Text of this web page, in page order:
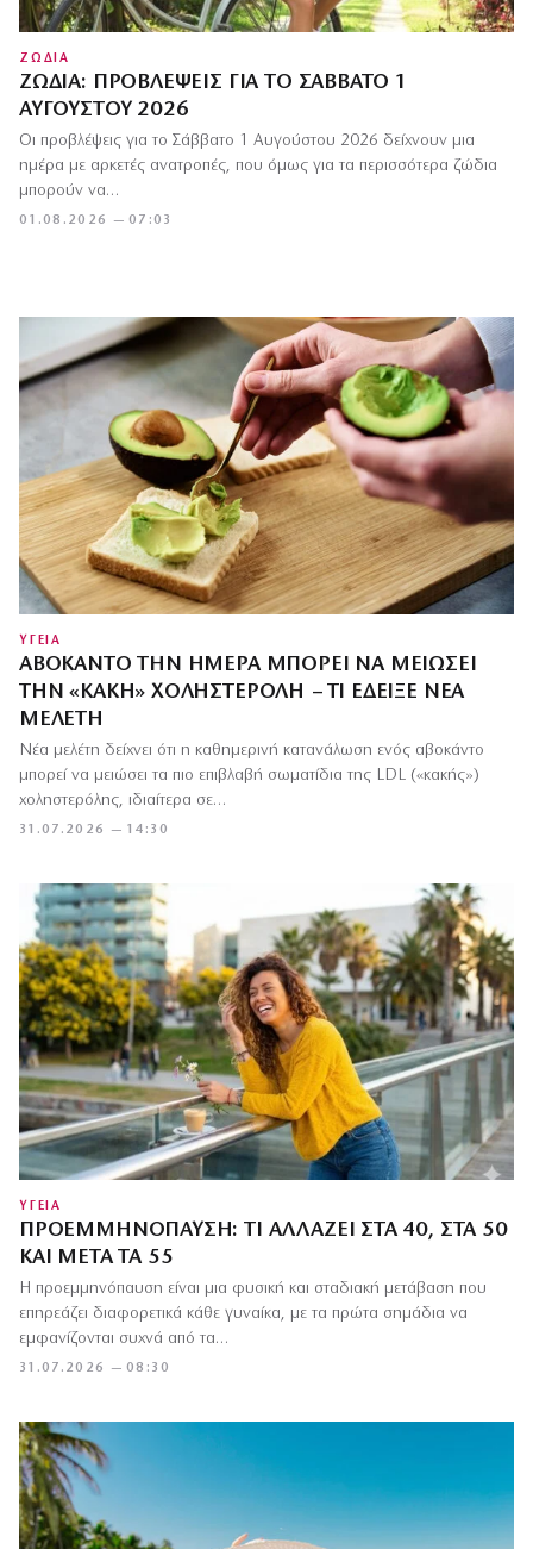
ΖΩΔΙΑ
ΖΏΔΙΑ: ΠΡΟΒΛΈΨΕΙΣ ΓΙΑ ΤΟ ΣΆΒΒΑΤΟ 1
ΑΥΓΟΎΣΤΟΥ 2026
01.08.2026 — 07:03
Οι προβλέψεις για το Σάββατο 1 Αυγούστου 2026 δείχνουν μια
ημέρα με αρκετές ανατροπές, που όμως για τα περισσότερα ζώδια
μπορούν να…
ΥΓΕΙΑ
ΑΒΟΚΆΝΤΟ ΤΗΝ ΗΜΈΡΑ ΜΠΟΡΕΊ ΝΑ ΜΕΙΏΣΕΙ
ΤΗΝ «ΚΑΚΉ» ΧΟΛΗΣΤΕΡΌΛΗ – ΤΙ ΈΔΕΙΞΕ ΝΈΑ
ΜΕΛΈΤΗ
31.07.2026 — 14:30
Νέα μελέτη δείχνει ότι η καθημερινή κατανάλωση ενός αβοκάντο
μπορεί να μειώσει τα πιο επιβλαβή σωματίδια της LDL («κακής»)
χοληστερόλης, ιδιαίτερα σε…
ΥΓΕΙΑ
ΠΡΟΕΜΜΗΝΌΠΑΥΣΗ: ΤΙ ΑΛΛΆΖΕΙ ΣΤΑ 40, ΣΤΑ 50
ΚΑΙ ΜΕΤΆ ΤΑ 55
31.07.2026 — 08:30
Η προεμμηνόπαυση είναι μια φυσική και σταδιακή μετάβαση που
επηρεάζει διαφορετικά κάθε γυναίκα, με τα πρώτα σημάδια να
εμφανίζονται συχνά από τα…